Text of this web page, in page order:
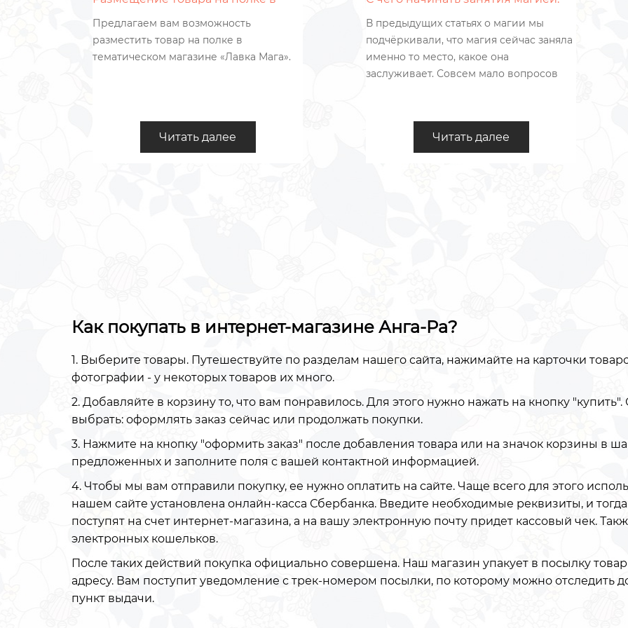
магазине
Предлагаем вам возможность
разместить товар на полке в
тематическом магазине «Лавка Мага».
Читать далее
В предыдущих статьях о магии мы
подчёркивали, что магия сейчас заняла
именно то место, какое она
заслуживает. Совсем мало вопросов
можно значительно преуспеть и
продвинуться в жизни больше, чем это
Читать далее
Как покупать в интернет-магазине Анга-Ра?
1. Выберите товары. Путешествуйте по разделам нашего сайта, нажимайте на карточки
фотографии - у некоторых товаров их много.
2. Добавляйте в корзину то, что вам понравилось. Для этого нужно нажать на кнопку
выбрать: оформлять заказ сейчас или продолжать покупки.
3. Нажмите на кнопку "оформить заказ" после добавления товара или на значок корзины в
предложенных и заполните поля с вашей контактной информацией.
4. Чтобы мы вам отправили покупку, ее нужно оплатить на сайте. Чаще всего для этого
нашем сайте установлена онлайн-касса Сбербанка. Введите необходимые реквизиты, и
поступят на счет интернет-магазина, а на вашу электронную почту придет кассовый чек.
электронных кошельков.
После таких действий покупка официально совершена. Наш магазин упакует в посылку
адресу. Вам поступит уведомление с трек-номером посылки, по которому можно отследить
пункт выдачи.